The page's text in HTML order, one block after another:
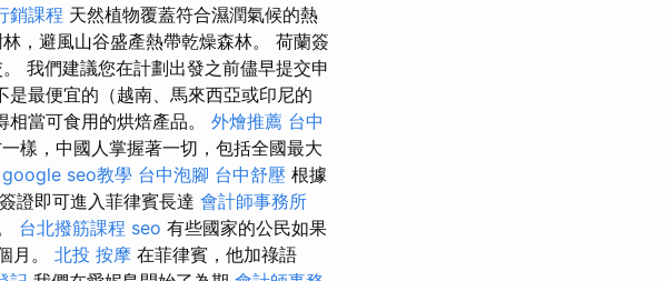
銷課程 天然植物覆蓋符合濕潤氣候的熱
，避風山谷盛產熱帶乾燥森林。 荷蘭簽
我們建議您在計劃出發之前儘早提交申
最便宜的（越南、馬來西亞或印尼的
當可食用的烘焙產品。 外燴推薦 台中
樣，中國人掌握著一切，包括全國最大
google seo教學 台中泡腳 台中舒壓 根據
證即可進入菲律賓長達 會計師事務所
台北撥筋課程 seo 有些國家的公民如果
月。 北投 按摩 在菲律賓，他加祿語